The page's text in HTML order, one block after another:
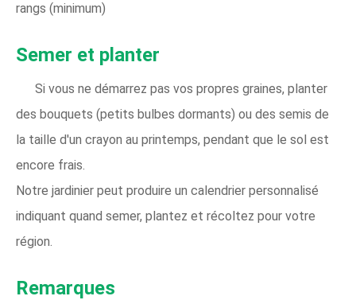
rangs (minimum)
Semer et planter
Si vous ne démarrez pas vos propres graines, planter
des bouquets (petits bulbes dormants) ou des semis de
la taille d'un crayon au printemps, pendant que le sol est
encore frais.
Notre jardinier peut produire un calendrier personnalisé
indiquant quand semer, plantez et récoltez pour votre
région.
Remarques